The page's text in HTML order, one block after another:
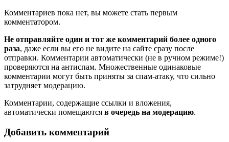
Комментариев пока нет, вы можете стать первым
комментатором.
Не отправляйте один и тот же комментарий более одного
раза, даже если вы его не видите на сайте сразу после
отправки. Комментарии автоматически (не в ручном режиме!)
проверяются на антиспам. Множественные одинаковые
комментарии могут быть приняты за спам-атаку, что сильно
затрудняет модерацию.
Комментарии, содержащие ссылки и вложения,
автоматически помещаются в очередь на модерацию.
Добавить комментарий